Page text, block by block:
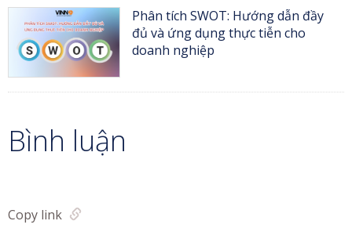
Phân tích SWOT: Hướng dẫn đầy
đủ và ứng dụng thực tiễn cho
doanh nghiệp
Bình luận
Copy link